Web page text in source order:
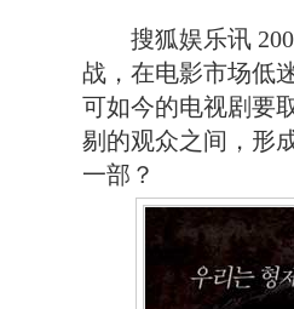
搜狐娱乐讯 2008
战，在电影市场低
可如今的电视剧要
剔的观众之间，形
一部？